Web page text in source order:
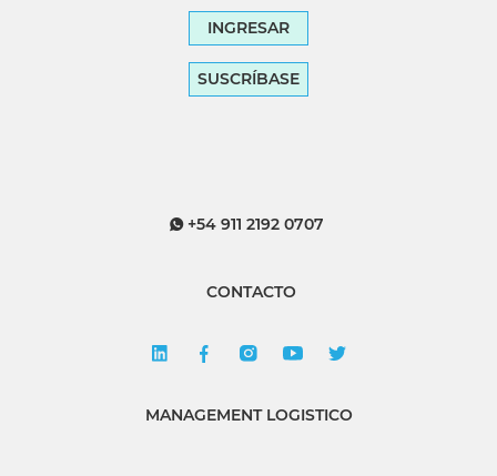
INGRESAR
SUSCRÍBASE
+54 911 2192 0707
CONTACTO
MANAGEMENT LOGISTICO